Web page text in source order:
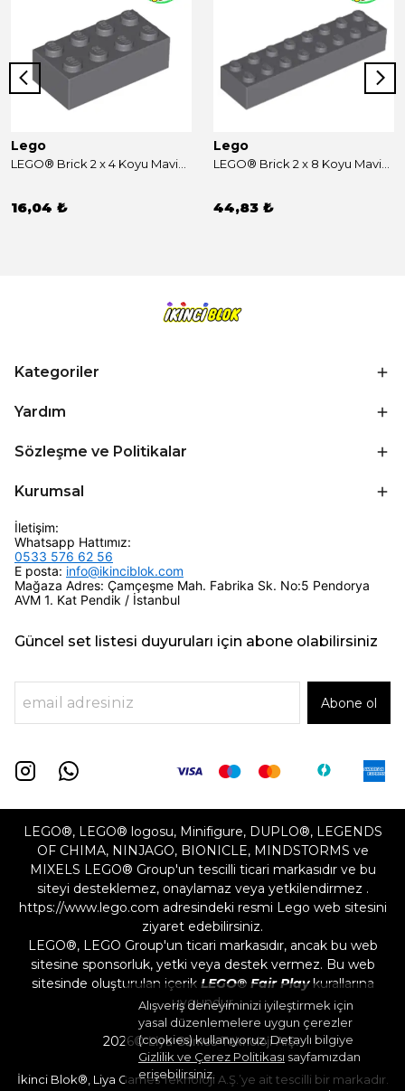
Alışveriş deneyiminizi iyileştirmek için
yasal düzenlemelere uygun çerezler
(cookies) kullanıyoruz. Detaylı bilgiye
Gizlilik ve Çerez Politikası sayfamızdan
erişebilirsiniz.
Lego
16,04 ₺
Lego
44,83 ₺
Kategoriler
Yardım
Sözleşme ve Politikalar
Kurumsal
İletişim:
Whatsapp Hattımız:
0533 576 62 56
E posta: info@ikinciblok.com
Mağaza Adres: Çamçeşme Mah. Fabrika Sk. No:5 Pendorya
AVM 1. Kat Pendik / İstanbul
Güncel set listesi duyuruları için abone olabilirsiniz
Abone ol
LEGO®, LEGO® logosu, Minifigure, DUPLO®, LEGENDS
OF CHIMA, NINJAGO, BIONICLE, MINDSTORMS ve
MIXELS LEGO® Group'un tescilli ticari markasıdır ve bu
siteyi desteklemez, onaylamaz veya yetkilendirmez .
https://www.lego.com adresindeki resmi Lego web sitesini
ziyaret edebilirsiniz.
LEGO®, LEGO Group'un ticari markasıdır, ancak bu web
sitesine sponsorluk, yetki veya destek vermez. Bu web
sitesinde oluşturulan içerik LEGO® Fair Playkurallarına
uygundur
2026©Liya Games Teknoloji A.Ş.
İkinci Blok®, Liya Games Teknoloji A.Ş.’ye ait tescilli bir markadır.